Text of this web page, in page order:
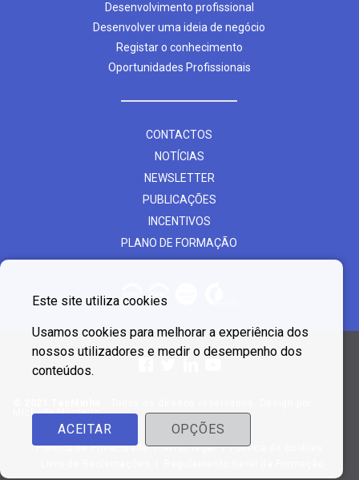
Desenvolvimento profissional
Desenvolver uma ideia de negócio
Registar o conhecimento
Oportunidades Profissionais
CONTACTOS
NOTÍCIAS
NEWSLETTER
PUBLICAÇÕES
INCENTIVOS
PLANO DE FORMAÇÃO
Michelle Monteiro
Política de Privacidade Aviso legal
Política de cookies
Este site utiliza cookies
Usamos cookies para melhorar a experiência dos
nossos utilizadores e medir o desempenho dos
conteúdos.
ACEITAR OPÇÕES